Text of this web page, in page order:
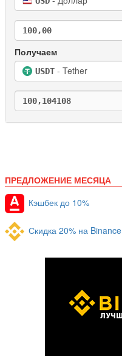
USDT - Tether
ПРЕДЛОЖЕНИЕ МЕСЯЦА
Кэшбек до 10%
Скидка 20% на Binance